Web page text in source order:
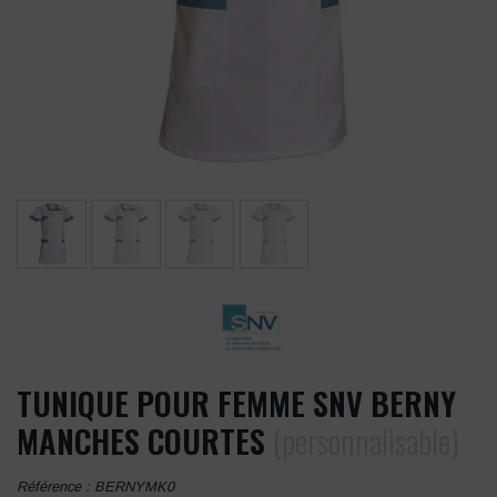
TUNIQUE POUR FEMME SNV BERNY
MANCHES COURTES
Référence : BERNYMK0